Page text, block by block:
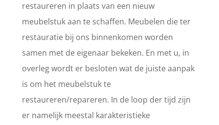
restaureren in plaats van een nieuw
meubelstuk aan te schaffen. Meubelen die ter
restauratie bij ons binnenkomen worden
samen met de eigenaar bekeken. En met u, in
overleg wordt er besloten wat de juiste aanpak
is om het meubelstuk te
restaureren/repareren. In de loop der tijd zijn
er namelijk meestal karakteristieke